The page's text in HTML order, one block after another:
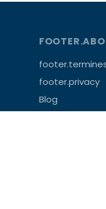
footer.privacy
Blog